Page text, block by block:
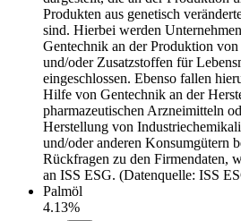
Produkten aus genetisch
sind. Hierbei werden
Gentechnik an der Produktion
und/oder Zusatzstoffen für
eingeschlossen. Ebenso fallen
Hilfe von Gentechnik an der
pharmazeutischen Arzneimitteln
Herstellung von
und/oder anderen Konsumgütern
Rückfragen zu den Firmendaten,
an ISS ESG. (Datenquelle: ISS
Palmöl
4.13%